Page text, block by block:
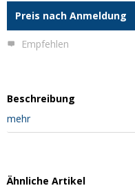
Preis nach Anmeldung
Empfehlen
Beschreibung
mehr
Ähnliche Artikel